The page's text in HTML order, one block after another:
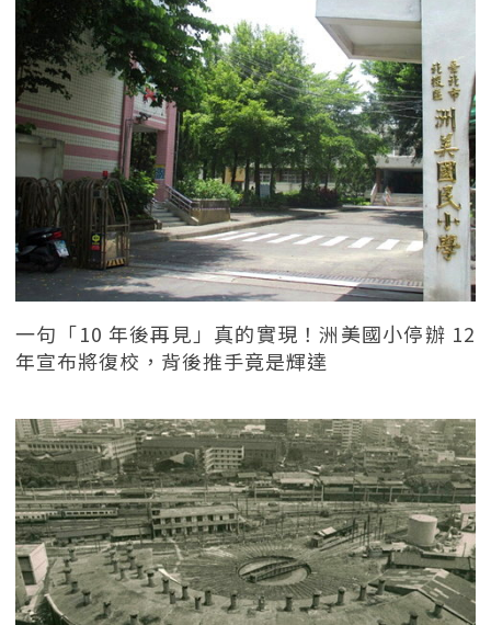
一句「10 年後再見」真的實現！洲美國小停辦 12
年宣布將復校，背後推手竟是輝達